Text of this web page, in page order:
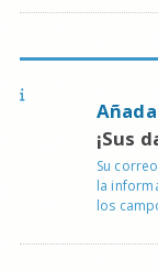
¡Sus
Su
la
los